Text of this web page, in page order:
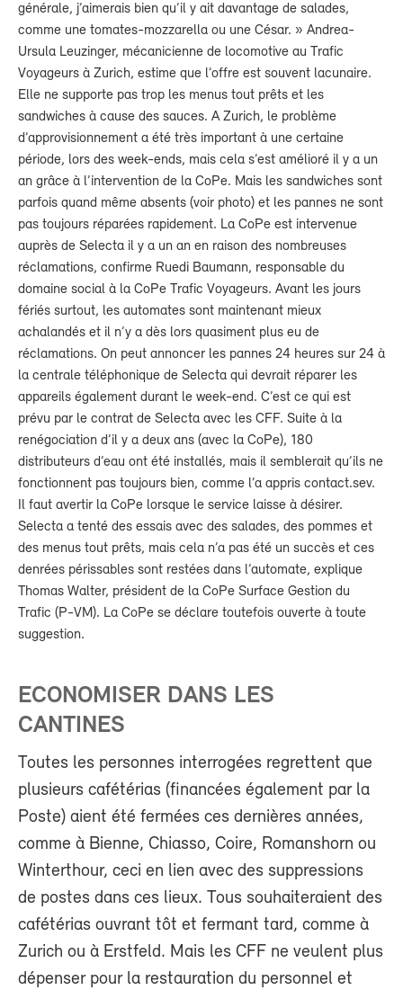
générale, j’aimerais bien qu’il y ait davantage de salades,
comme une tomates-mozzarella ou une César. » Andrea-
Ursula Leuzinger, mécanicienne de locomotive au Trafic
Voyageurs à Zurich, estime que l’offre est souvent lacunaire.
Elle ne supporte pas trop les menus tout prêts et les
sandwiches à cause des sauces. A Zurich, le problème
d’approvisionnement a été très important à une certaine
période, lors des week-ends, mais cela s’est amélioré il y a un
an grâce à l’intervention de la CoPe. Mais les sandwiches sont
parfois quand même absents (voir photo) et les pannes ne sont
pas toujours réparées rapidement. La CoPe est intervenue
auprès de Selecta il y a un an en raison des nombreuses
réclamations, confirme Ruedi Baumann, responsable du
domaine social à la CoPe Trafic Voyageurs. Avant les jours
fériés surtout, les automates sont maintenant mieux
achalandés et il n’y a dès lors quasiment plus eu de
réclamations. On peut annoncer les pannes 24 heures sur 24 à
la centrale téléphonique de Selecta qui devrait réparer les
appareils également durant le week-end. C’est ce qui est
prévu par le contrat de Selecta avec les CFF. Suite à la
renégociation d’il y a deux ans (avec la CoPe), 180
distributeurs d’eau ont été installés, mais il semblerait qu’ils ne
fonctionnent pas toujours bien, comme l’a appris contact.sev.
Il faut avertir la CoPe lorsque le service laisse à désirer.
Selecta a tenté des essais avec des salades, des pommes et
des menus tout prêts, mais cela n’a pas été un succès et ces
denrées périssables sont restées dans l’automate, explique
Thomas Walter, président de la CoPe Surface Gestion du
Trafic (P-VM). La CoPe se déclare toutefois ouverte à toute
suggestion.
ECONOMISER DANS LES
CANTINES
Toutes les personnes interrogées regrettent que
plusieurs cafétérias (financées également par la
Poste) aient été fermées ces dernières années,
comme à Bienne, Chiasso, Coire, Romanshorn ou
Winterthour, ceci en lien avec des suppressions
de postes dans ces lieux. Tous souhaiteraient des
cafétérias ouvrant tôt et fermant tard, comme à
Zurich ou à Erstfeld. Mais les CFF ne veulent plus
dépenser pour la restauration du personnel et